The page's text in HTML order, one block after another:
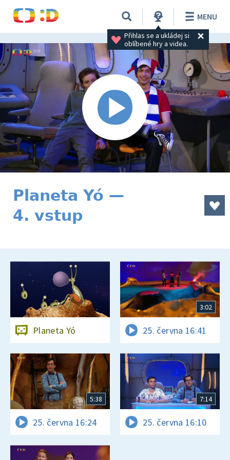
Přihlas se a ukládej si
oblíbené hry a videa.
MENU
Planeta Yó —
4. vstup
Planeta Yó
3:02
25. června 16:41
5:38
25. června 16:24
7:14
25. června 16:10